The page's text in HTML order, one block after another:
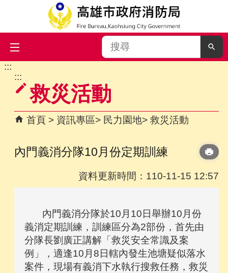
跳到主要內容區塊
搜
尋
:::
:::
救災活動
首頁 資訊專區 民力園地 救災活動
內門義消分隊10月份定期訓練
資料更新時間：110-11-15 12:57
內門義消分隊於10月10日舉辦10月份
義消定期訓練，訓練區分為2部份，首先由
分隊長劉廣正講解「救災安全常識及案
例」，適逢10月8日轄內發生池塘疑似落水
案件，現場有義消下水執行搜救任務，救災